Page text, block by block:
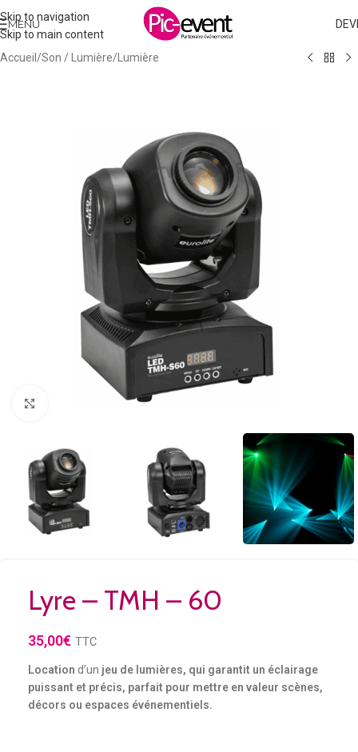
Skip to navigation
Skip to main content
MENU
Accueil /Son / Lumière/ Lumière
Lyre – TMH – 60
35,00€ TTC
Location d’un jeu de lumières, qui garantit un éclairage
puissant et précis, parfait pour mettre en valeur scènes,
décors ou espaces événementiels.